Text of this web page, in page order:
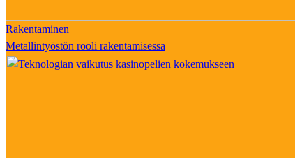
Rakentaminen
Metallintyöstön rooli rakentamisessa